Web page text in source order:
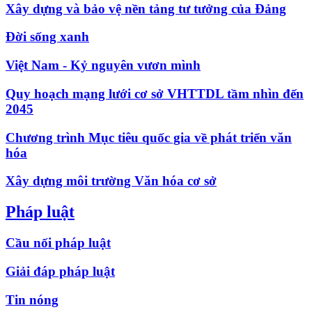
Xây dựng và bảo vệ nền tảng tư tưởng của Đảng
Đời sống xanh
Việt Nam - Kỷ nguyên vươn mình
Quy hoạch mạng lưới cơ sở VHTTDL tầm nhìn đến
2045
Chương trình Mục tiêu quốc gia về phát triển văn
hóa
Xây dựng môi trường Văn hóa cơ sở
Pháp luật
Cầu nối pháp luật
Giải đáp pháp luật
Tin nóng